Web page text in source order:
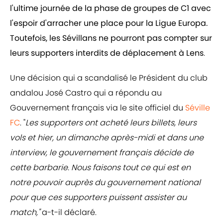
l'ultime journée de la phase de groupes de C1 avec
l'espoir d'arracher une place pour la Ligue Europa.
Toutefois, les Sévillans ne pourront pas compter sur
leurs supporters interdits de déplacement à Lens.
Une décision qui a scandalisé le Président du club
andalou José Castro qui a répondu au
Gouvernement français via le site officiel du Séville
FC. "Les supporters ont acheté leurs billets, leurs
vols et hier, un dimanche après-midi et dans une
interview, le gouvernement français décide de
cette barbarie. Nous faisons tout ce qui est en
notre pouvoir auprès du gouvernement national
pour que ces supporters puissent assister au
match,"a-t-il déclaré.